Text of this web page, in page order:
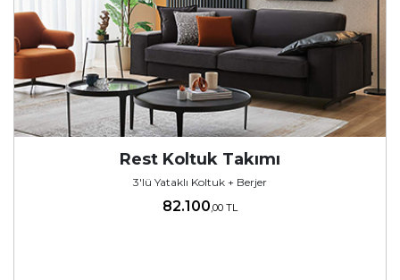
Rest Koltuk Takımı
3'lü Yataklı Koltuk + Berjer
82.100 ,00 TL